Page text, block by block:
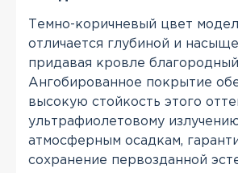
Темно-коричневый цвет
отличается глубиной и
придавая кровле
Ангобированное покрытие
высокую стойкость этого
ультрафиолетовому
атмосферным осадкам,
сохранение первозданной